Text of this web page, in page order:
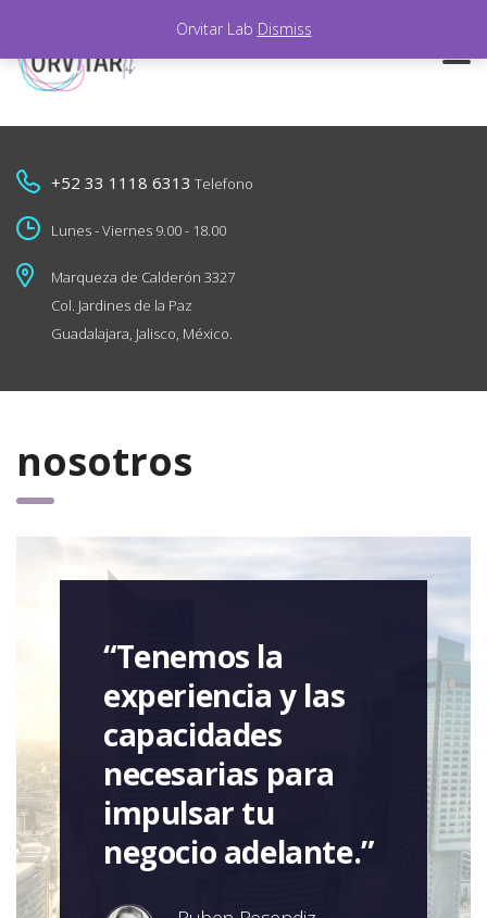
+52 33 1118 6313 Telefono
Lunes - Viernes 9.00 - 18.00
Marqueza de Calderón 3327
Col. Jardines de la Paz
Guadalajara, Jalisco, México.
nosotros
“Tenemos la
experiencia y las
capacidades
necesarias para
impulsar tu
negocio adelante.”
Orvitar Lab Dismiss